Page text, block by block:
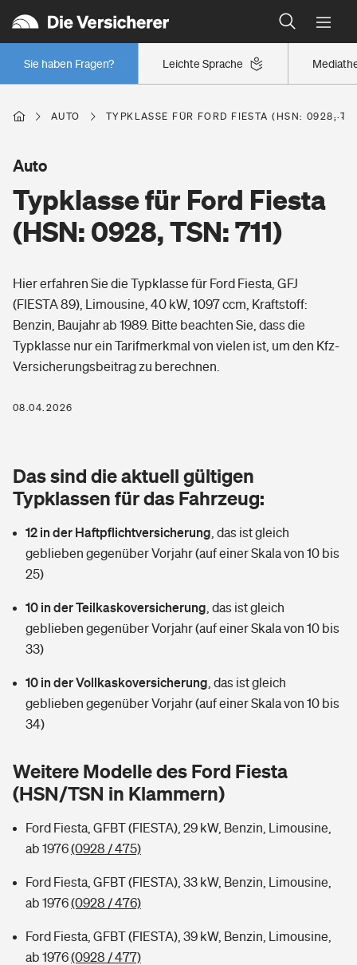
Leichte Sprache
Sie haben Fragen?
Wer versichert was: Jetzt Versicherer finden
Regionalklassen: So ist Ihre Region eingestuft
Wer versichert was: Jetzt Versicherer finden
Berufsunfähigkeitsversicherung
Erwerbsunfähigkeitsversicherung
Grundfähigkeitsversicherung
Arbeitsrechtsschutz
Berufshaftpflichtversicherung
Zur Übersicht
Tools
Wer versichert was: Jetzt Versicherer finden
Sie haben Fragen?
Wohnen
Elementarversicherung
Glasversicherung
Mietkautionsversicherung
Restkreditversicherung
Zur Übersicht
Tools
Wer versichert was: Jetzt Versicherer finden
Sie haben Fragen?
Freizeit
Pri­vate Haft­pflicht­
Kinderunfall­ver­si­che­rung
Kinderinvalidität
Hundehalter-Haftpflicht
Handyversicherung
Musikinstrumentenversicherung
Zur Übersicht
Kinderunfall-Check: Mehr Sicherheit für deine Kids
Gesundheit
Private Krankenversicherung
Dread-Disease-Versicherung
Tierkrankenversicherung
Zur Übersicht
Tools
Wer versichert was: Jetzt Versicherer finden
Sie haben Fragen?
Rentenrechner: Wie viel Geld bekomme ich im Alter?
AUTO TYPKLASSE FÜR FORD FIESTA (HSN: 0928,
Typklasse für Ford Fiesta
(HSN: 0928, TSN: 711)
Auto
Hier erfahren Sie die Typklasse für Ford Fiesta, GFJ
(FIESTA 89), Limousine, 40 kW, 1097 ccm, Kraftstoff:
Benzin, Baujahr ab 1989. Bitte beachten Sie, dass die
Typklasse nur ein Tarifmerkmal von vielen ist, um den Kfz-
Versicherungsbeitrag zu berechnen.
08.04.2026
Das sind die aktuell gültigen
Typklassen für das Fahrzeug:
12 in der Haftpflichtversicherung das ist gleich
geblieben gegenüber Vorjahr (auf einer Skala von 10 bis
25)
10 in der Teilkaskoversicherung das ist gleich
geblieben gegenüber Vorjahr (auf einer Skala von 10 bis
33)
10 in der Vollkaskoversicherung das ist gleich
geblieben gegenüber Vorjahr (auf einer Skala von 10 bis
34)
Weitere Modelle des Ford Fiesta
(HSN/TSN in Klammern)
Ford Fiesta, GFBT (FIESTA), 29 kW, Benzin, Limousine,
ab 1976(0928 / 475)
Ford Fiesta, GFBT (FIESTA), 33 kW, Benzin, Limousine,
ab 1976(0928 / 476)
Ford Fiesta, GFBT (FIESTA), 39 kW, Benzin, Limousine,
ab 1976(0928 / 477)